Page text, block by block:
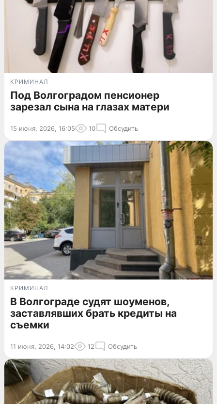
КРИМИНАЛ
Под Волгоградом пенсионер
зарезал сына на глазах матери
15 июня, 2026, 16:05 10 Обсудить
КРИМИНАЛ
В Волгограде судят шоуменов,
заставлявших брать кредиты на
съемки
11 июня, 2026, 14:02 12 Обсудить